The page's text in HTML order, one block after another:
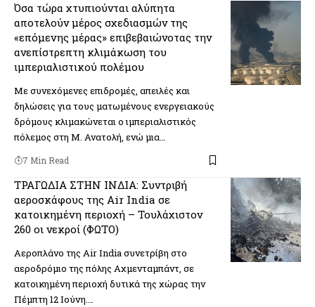
Όσα τώρα χτυπιούνται αλύπητα
αποτελούν μέρος σχεδιασμών της
«επόμενης μέρας» επιβεβαιώνοτας την
ανεπίστρεπτη κλιμάκωση του
ιμπεριαλιστικού πολέμου
Με συνεχόμενες επιδρομές, απειλές και
δηλώσεις για τους ματωμένους ενεργειακούς
δρόμους κλιμακώνεται ο ιμπεριαλιστικός
πόλεμος στη Μ. Ανατολή, ενώ μια…
7 Min Read
ΤΡΑΓΩΔΙΑ ΣΤΗΝ ΙΝΔΙΑ: Συντριβή
αεροσκάφους της Air India σε
κατοικημένη περιοχή – Τουλάχιστον
260 οι νεκροί (ΦΩΤΟ)
Αεροπλάνο της Air India συνετρίβη στο
αεροδρόμιο της πόλης Αχμενταμπάντ, σε
κατοικημένη περιοχή δυτικά της χώρας την
Πέμπτη 12 Ιούνη.…